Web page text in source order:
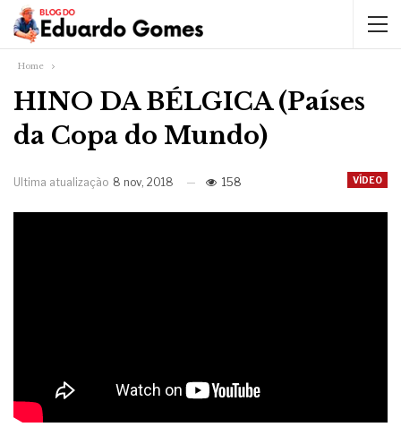
Home
HINO DA BÉLGICA (Países
da Copa do Mundo)
VÍDEO
Ultima atualização 8 nov, 2018 158